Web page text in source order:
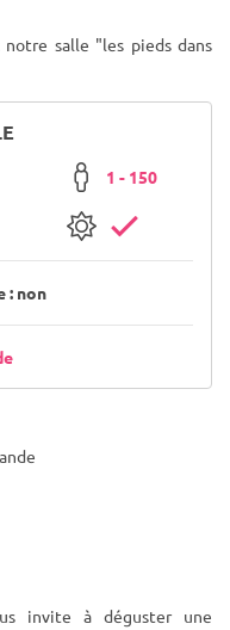
salle "les pieds dans
1 - 150
: non
invite à déguster une